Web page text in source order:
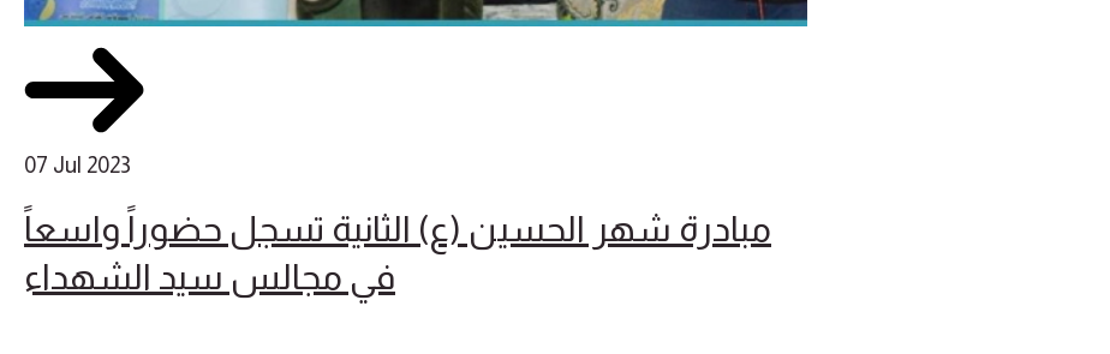
07 Jul 2023
مبادرة شهر الحسين (ع) الثانية تسجل حضوراً واسعاً
في مجالس سيد الشهداء